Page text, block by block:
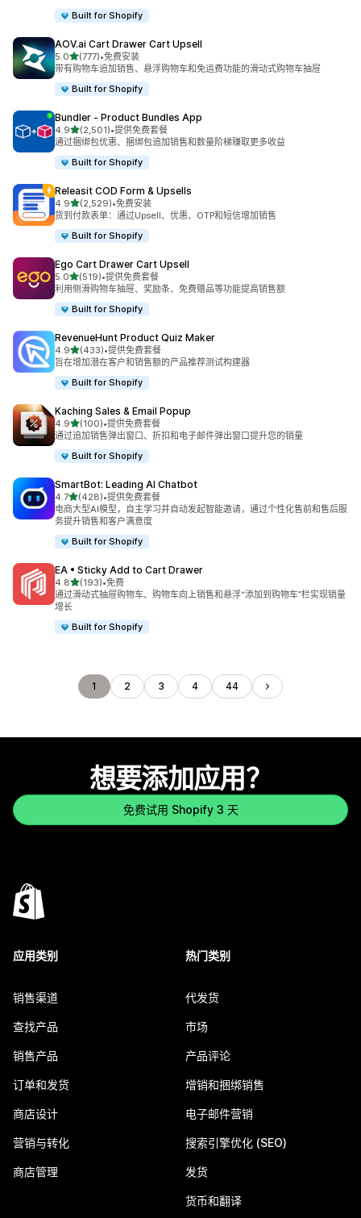
Built for Shopify
AOV.ai Cart Drawer Cart Upsell
5.0星（满分 5 星）
(777)
总共 777 条评论
•免费安装
带有购物车追加销售、悬浮购物车和免运费功能的滑动式购物车抽屉
Built for Shopify
Bundler ‑ Product Bundles App
4.9星（满分 5 星）
(2,501)
总共 2501 条评论
•提供免费套餐
通过捆绑包优惠、捆绑包追加销售和数量阶梯赚取更多收益
Built for Shopify
Releasit COD Form & Upsells
4.9星（满分 5 星）
(2,529)
总共 2529 条评论
•免费安装
货到付款表单：通过Upsell、优惠、OTP和短信增加销售
Built for Shopify
Ego Cart Drawer Cart Upsell
5.0星（满分 5 星）
(519)
总共 519 条评论
•提供免费套餐
利用侧滑购物车抽屉、奖励条、免费赠品等功能提高销售额
Built for Shopify
RevenueHunt Product Quiz Maker
4.9星（满分 5 星）
(433)
总共 433 条评论
•提供免费套餐
旨在增加潜在客户和销售额的产品推荐测试构建器
Built for Shopify
Kaching Sales & Email Popup
4.9星（满分 5 星）
(100)
总共 100 条评论
•提供免费套餐
通过追加销售弹出窗口、折扣和电子邮件弹出窗口提升您的销量
Built for Shopify
SmartBot: Leading AI Chatbot
4.7星（满分 5 星）
(428)
总共 428 条评论
•提供免费套餐
电商大型AI模型，自主学习并自动发起智能邀请，通过个性化售前和售后服
务提升销售和客户满意度
Built for Shopify
EA • Sticky Add to Cart Drawer
4.8星（满分 5 星）
(193)
总共 193 条评论
•免费
通过滑动式抽屉购物车、购物车向上销售和悬浮“添加到购物车”栏实现销量
增长
Built for Shopify
1 2 3 4 44
想要添加应用？
免费试用 Shopify 3 天
应用类别
销售渠道
查找产品
销售产品
订单和发货
商店设计
营销与转化
商店管理
热门类别
代发货
市场
产品评论
增销和捆绑销售
电子邮件营销
搜索引擎优化 (SEO)
发货
货币和翻译